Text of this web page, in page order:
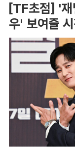
[TF초점] '
우' 보여줄